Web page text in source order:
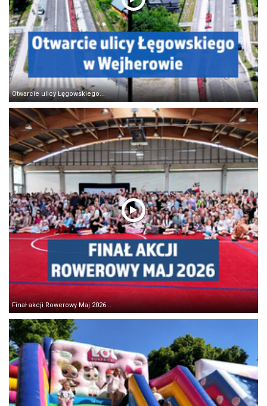
Otwarcie ulicy Łęgowskiego...
Finał akcji Rowerowy Maj 2026...